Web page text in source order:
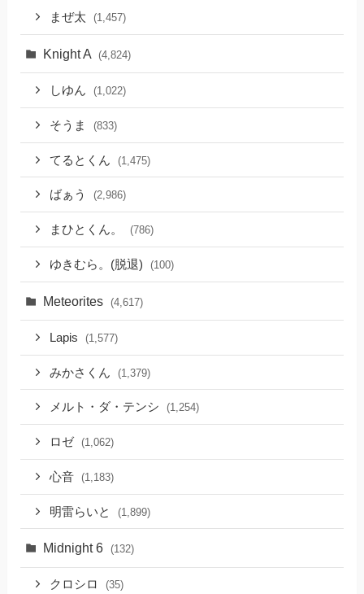
まぜ太 (1,457)
Knight A (4,824)
しゆん (1,022)
そうま (833)
てるとくん (1,475)
ばぁう (2,986)
まひとくん。 (786)
ゆきむら。(脱退) (100)
Meteorites (4,617)
Lapis (1,577)
みかさくん (1,379)
メルト・ダ・テンシ (1,254)
ロゼ (1,062)
心音 (1,183)
明雷らいと (1,899)
Midnight 6 (132)
クロシロ (35)